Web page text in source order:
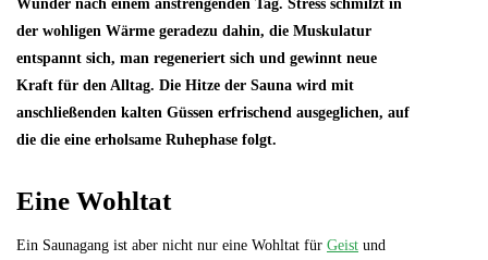
Wunder nach einem anstrengenden Tag. Stress schmilzt in
der wohligen Wärme geradezu dahin, die Muskulatur
entspannt sich, man regeneriert sich und gewinnt neue
Kraft für den Alltag. Die Hitze der Sauna wird mit
anschließenden kalten Güssen erfrischend ausgeglichen, auf
die die eine erholsame Ruhephase folgt.
Eine Wohltat
Ein Saunagang ist aber nicht nur eine Wohltat für Geist und